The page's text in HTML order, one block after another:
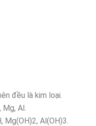
đều là kim loại.
Mg, Al.
Mg(OH)2, Al(OH)3.